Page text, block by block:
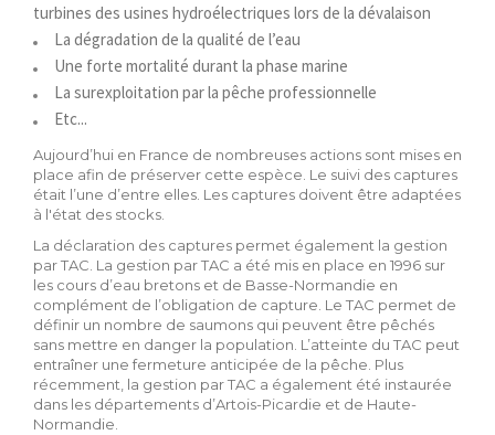
turbines des usines hydroélectriques lors de la dévalaison
La dégradation de la qualité de l’eau
Une forte mortalité durant la phase marine
La surexploitation par la pêche professionnelle
Etc...
Aujourd’hui en France de nombreuses actions sont mises en
place afin de préserver cette espèce. Le suivi des captures
était l’une d’entre elles. Les captures doivent être adaptées
à l'état des stocks.
La déclaration des captures permet également la gestion
par TAC. La gestion par TAC a été mis en place en 1996 sur
les cours d’eau bretons et de Basse-Normandie en
complément de l’obligation de capture. Le TAC permet de
définir un nombre de saumons qui peuvent être pêchés
sans mettre en danger la population. L’atteinte du TAC peut
entraîner une fermeture anticipée de la pêche. Plus
récemment, la gestion par TAC a également été instaurée
dans les départements d’Artois-Picardie et de Haute-
Normandie.